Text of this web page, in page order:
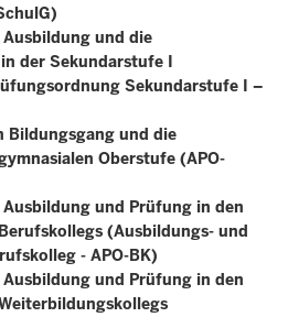
und die
der Sekundarstufe I
Sekundarstufe I –
Bildungsgang und die
Oberstufe (APO-
und Prüfung in den
(Ausbildungs- und
- APO-BK)
und Prüfung in den